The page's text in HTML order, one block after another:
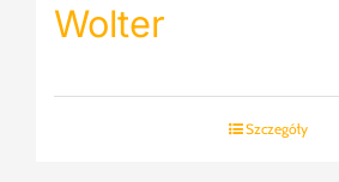
Wolter
Szczegóły